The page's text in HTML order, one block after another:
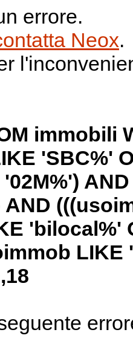
errore.
Neox.
immobili
'SBC%'
'bilocal%'
LIKE